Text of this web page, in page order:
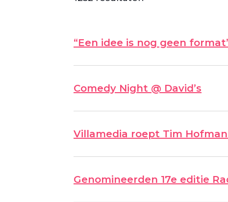
“Een idee is nog geen
Comedy Night @ David’s
Villamedia roept Tim
Genomineerden 17e editie